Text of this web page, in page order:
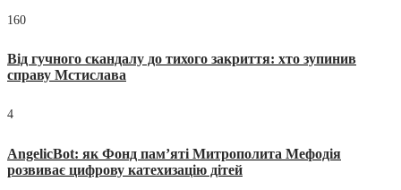
160
Від гучного скандалу до тихого закриття: хто зупинив
справу Мстислава
4
AngelicBot: як Фонд пам’яті Митрополита Мефодія
розвиває цифрову катехизацію дітей